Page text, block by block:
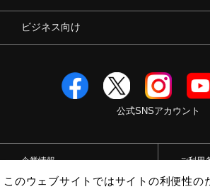
ビジネス向け
公式SNSアカウント
企業情報 ご利用
このウェブサイトではサイトの利便性の